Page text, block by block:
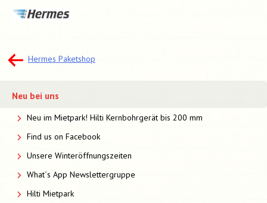
Beitragsnavigation
Hermes Paketshop
Neu bei uns
Neu im Mietpark! Hilti Kernbohrgerät bis 200 mm
Find us on Facebook
Unsere Winteröffnungszeiten
What´s App Newslettergruppe
Hilti Mietpark